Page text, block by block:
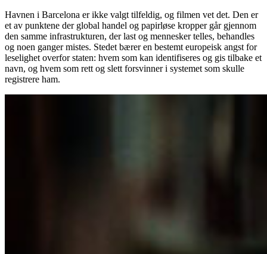
Havnen i Barcelona er ikke valgt tilfeldig, og filmen vet det. Den er
et av punktene der global handel og papirløse kropper går gjennom
den samme infrastrukturen, der last og mennesker telles, behandles
og noen ganger mistes. Stedet bærer en bestemt europeisk angst for
leselighet overfor staten: hvem som kan identifiseres og gis tilbake et
navn, og hvem som rett og slett forsvinner i systemet som skulle
registrere ham.